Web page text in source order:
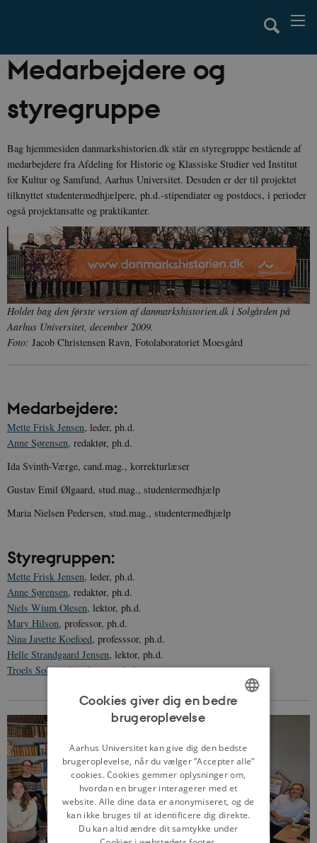
Medarbejdere og
styregruppe
Bag hjemmesiden danmarkshistorien.dk står en styregruppe bestående af
medarbejdere fra Afdeling for Historie og Klassiske Studier ved Institut
for Kultur og Samfund, Aarhus Universitet. Desuden er der til projektet
tilknyttet studentermedhjælpere, ph.d.-stipendiater og postdocs, i perioder
også projektansatte og praktikanter.
Holdet bag den første version af danmarkshistorien.dk i Solgården på
Aarhus Universitet, december 2009.
Foto: Jacob Christensen Ravn, Fotolaboratoriet Moesgård
Medarbejdere:
Mette Frisk Jensen, leder, ph.d.
Anne Sørensen, redaktør, ph.d.
Ida Svinth-Værge, cand.mag., korrekturlæser
Gustav Emil Ølgaard, stud.mag., studentermedhjælp
Maria Nielsen Pedersen, stud.mag., studentermedhjælp
Styregruppen:
Mette Frisk Jensen, leder, ph.d.
Anne Sørensen, redaktør, ph.d.
Niels Wium Olesen, lektor, ph.d.
Mary Hilson, professor, ph.d.
Nina Javette Koefoed, professsor, ph.d.
Helle Strandgaard Jensen, lektor, ph.d.
Troels Solgaard Andersen, ph.d.
DANISH
Cookies giver dig en bedre
brugeroplevelse
Aarhus Universitet kan give dig den bedste
brugeroplevelse, når du vælger ”Accepter alle”
cookies. Cookies gemmer oplysninger om,
hvordan en bruger interagerer med et
website. Alle dine data er anonymiseret, og de
kan ikke bruges til at identificere dig direkte.
Du kan altid ændre dit samtykke under